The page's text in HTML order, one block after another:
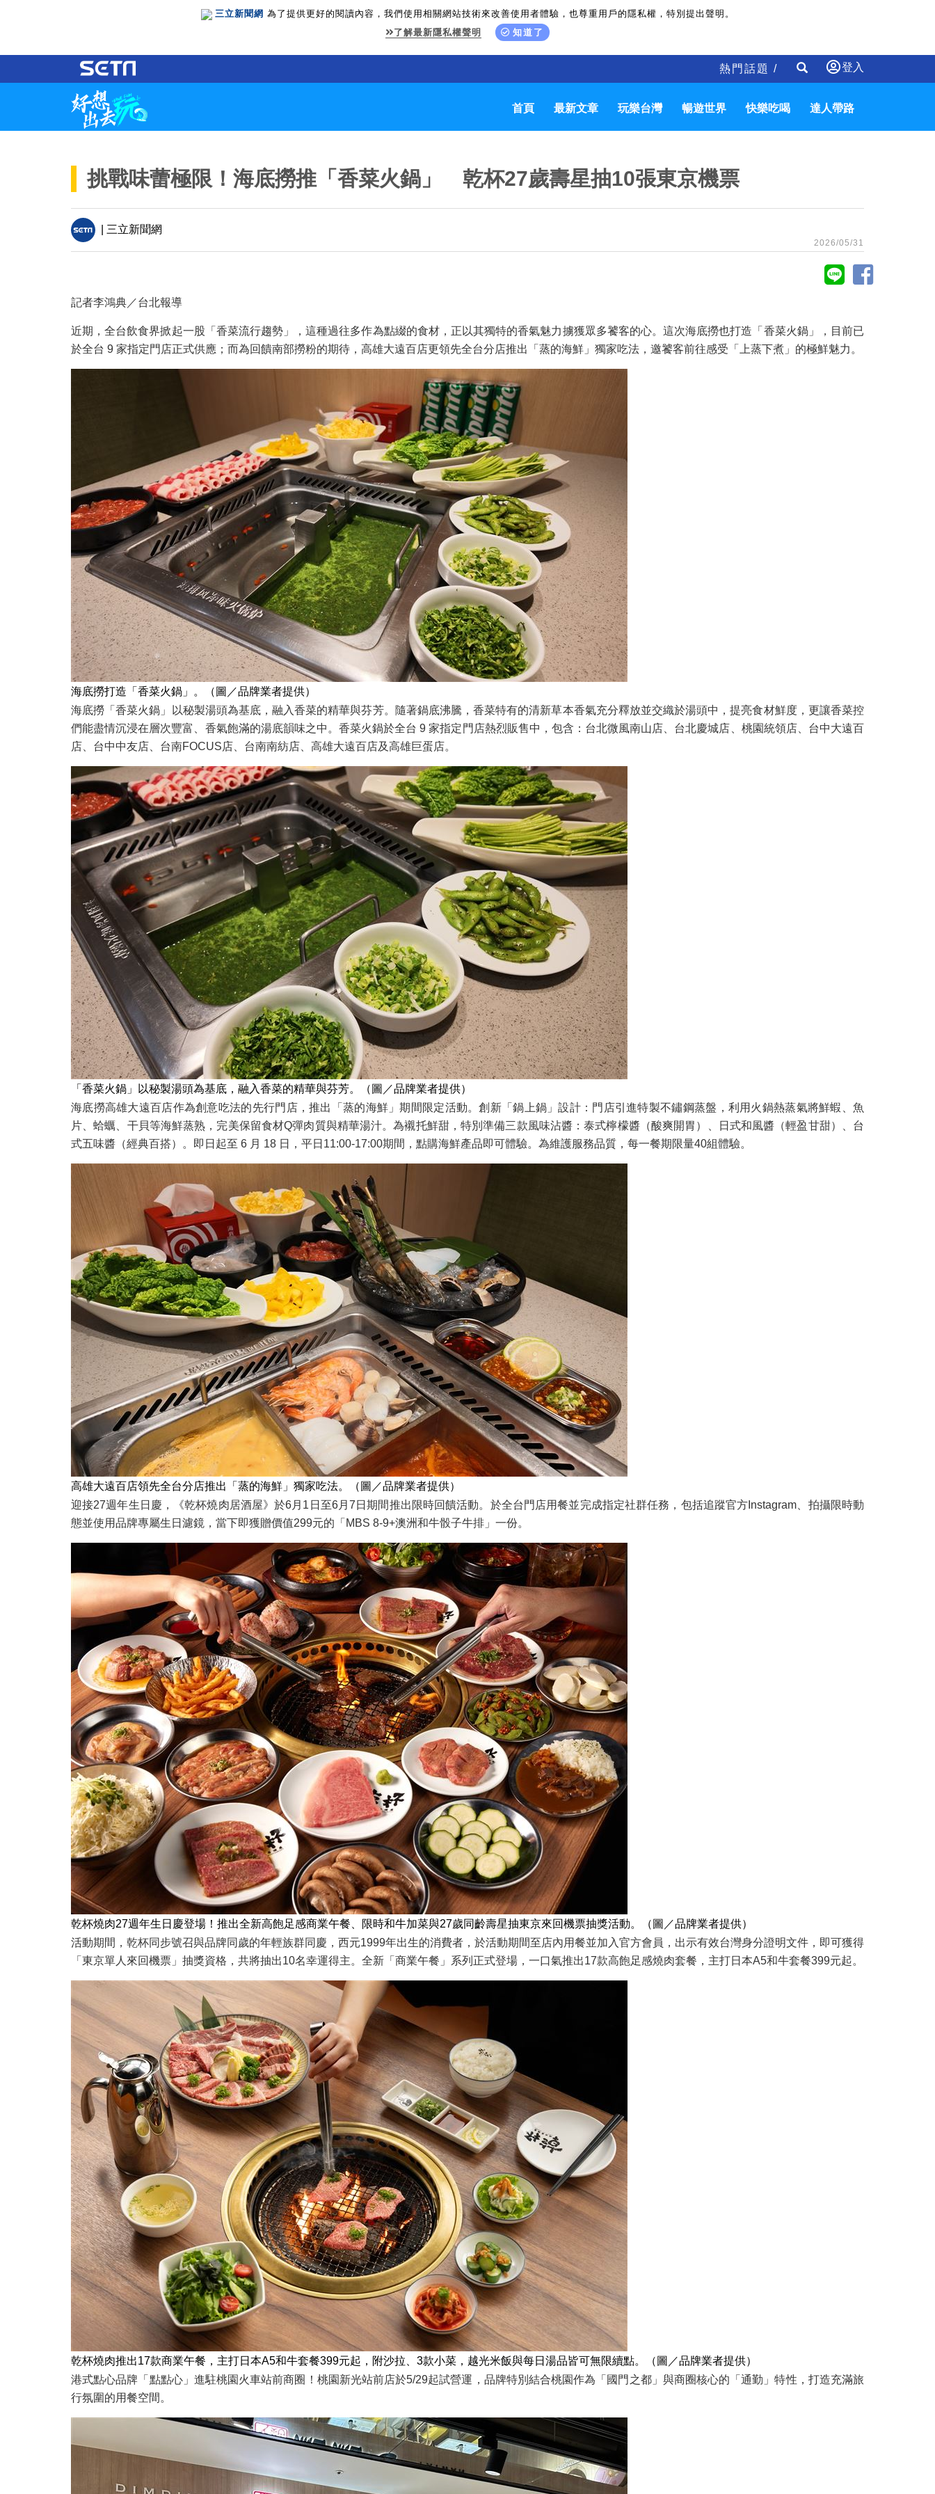
三立新聞網 為了提供更好的閱讀內容，我們使用相關網站技術來改善使用者體驗，也尊重用戶的隱私權，特別提出聲明。
了解最新隱私權聲明
知道了
登入
熱門話題 /
首頁 最新文章 玩樂台灣 暢遊世界 快樂吃喝 達人帶路
挑戰味蕾極限！海底撈推「香菜火鍋」 乾杯27歲壽星抽10張東京機票
| 三立新聞網
2026/05/31
記者李鴻典／台北報導
近期，全台飲食界掀起一股「香菜流行趨勢」，這種過往多作為點綴的食材，正以其獨特的香氣魅力擄獲眾多饕客的心。這次海底撈也打造「香菜火鍋」，目前已
於全台 9 家指定門店正式供應；而為回饋南部撈粉的期待，高雄大遠百店更領先全台分店推出「蒸的海鮮」獨家吃法，邀饕客前往感受「上蒸下煮」的極鮮魅力。
海底撈打造「香菜火鍋」。（圖／品牌業者提供）
海底撈「香菜火鍋」以秘製湯頭為基底，融入香菜的精華與芬芳。隨著鍋底沸騰，香菜特有的清新草本香氣充分釋放並交織於湯頭中，提亮食材鮮度，更讓香菜控
們能盡情沉浸在層次豐富、香氣飽滿的湯底韻味之中。香菜火鍋於全台 9 家指定門店熱烈販售中，包含：台北微風南山店、台北慶城店、桃園統領店、台中大遠百
店、台中中友店、台南FOCUS店、台南南紡店、高雄大遠百店及高雄巨蛋店。
「香菜火鍋」以秘製湯頭為基底，融入香菜的精華與芬芳。（圖／品牌業者提供）
海底撈高雄大遠百店作為創意吃法的先行門店，推出「蒸的海鮮」期間限定活動。創新「鍋上鍋」設計：門店引進特製不鏽鋼蒸盤，利用火鍋熱蒸氣將鮮蝦、魚
片、蛤蠣、干貝等海鮮蒸熟，完美保留食材Q彈肉質與精華湯汁。為襯托鮮甜，特別準備三款風味沾醬：泰式檸檬醬（酸爽開胃）、日式和風醬（輕盈甘甜）、台
式五味醬（經典百搭）。即日起至 6 月 18 日，平日11:00-17:00期間，點購海鮮產品即可體驗。為維護服務品質，每一餐期限量40組體驗。
高雄大遠百店領先全台分店推出「蒸的海鮮」獨家吃法。（圖／品牌業者提供）
迎接27週年生日慶，《乾杯燒肉居酒屋》於6月1日至6月7日期間推出限時回饋活動。於全台門店用餐並完成指定社群任務，包括追蹤官方Instagram、拍攝限時動
態並使用品牌專屬生日濾鏡，當下即獲贈價值299元的「MBS 8-9+澳洲和牛骰子牛排」一份。
乾杯燒肉27週年生日慶登場！推出全新高飽足感商業午餐、限時和牛加菜與27歲同齡壽星抽東京來回機票抽獎活動。（圖／品牌業者提供）
活動期間，乾杯同步號召與品牌同歲的年輕族群同慶，西元1999年出生的消費者，於活動期間至店內用餐並加入官方會員，出示有效台灣身分證明文件，即可獲得
「東京單人來回機票」抽獎資格，共將抽出10名幸運得主。全新「商業午餐」系列正式登場，一口氣推出17款高飽足感燒肉套餐，主打日本A5和牛套餐399元起。
乾杯燒肉推出17款商業午餐，主打日本A5和牛套餐399元起，附沙拉、3款小菜，越光米飯與每日湯品皆可無限續點。（圖／品牌業者提供）
港式點心品牌「點點心」進駐桃園火車站前商圈！桃園新光站前店於5/29起試營運，品牌特別結合桃園作為「國門之都」與商圈核心的「通勤」特性，打造充滿旅
行氛圍的用餐空間。